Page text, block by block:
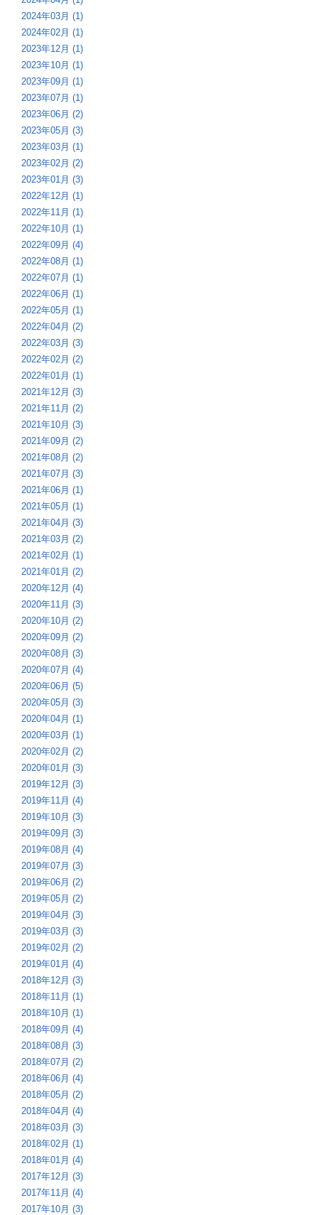
2024年03月 (1)
2024年02月 (1)
2023年12月 (1)
2023年10月 (1)
2023年09月 (1)
2023年07月 (1)
2023年06月 (2)
2023年05月 (3)
2023年03月 (1)
2023年02月 (2)
2023年01月 (3)
2022年12月 (1)
2022年11月 (1)
2022年10月 (1)
2022年09月 (4)
2022年08月 (1)
2022年07月 (1)
2022年06月 (1)
2022年05月 (1)
2022年04月 (2)
2022年03月 (3)
2022年02月 (2)
2022年01月 (1)
2021年12月 (3)
2021年11月 (2)
2021年10月 (3)
2021年09月 (2)
2021年08月 (2)
2021年07月 (3)
2021年06月 (1)
2021年05月 (1)
2021年04月 (3)
2021年03月 (2)
2021年02月 (1)
2021年01月 (2)
2020年12月 (4)
2020年11月 (3)
2020年10月 (2)
2020年09月 (2)
2020年08月 (3)
2020年07月 (4)
2020年06月 (5)
2020年05月 (3)
2020年04月 (1)
2020年03月 (1)
2020年02月 (2)
2020年01月 (3)
2019年12月 (3)
2019年11月 (4)
2019年10月 (3)
2019年09月 (3)
2019年08月 (4)
2019年07月 (3)
2019年06月 (2)
2019年05月 (2)
2019年04月 (3)
2019年03月 (3)
2019年02月 (2)
2019年01月 (4)
2018年12月 (3)
2018年11月 (1)
2018年10月 (1)
2018年09月 (4)
2018年08月 (3)
2018年07月 (2)
2018年06月 (4)
2018年05月 (2)
2018年04月 (4)
2018年03月 (3)
2018年02月 (1)
2018年01月 (4)
2017年12月 (3)
2017年11月 (4)
2017年10月 (3)